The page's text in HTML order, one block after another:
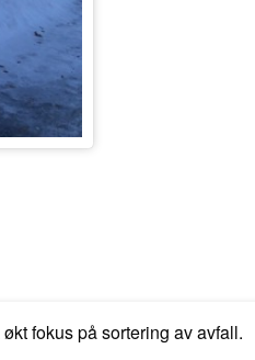
fokus på sortering av avfall.